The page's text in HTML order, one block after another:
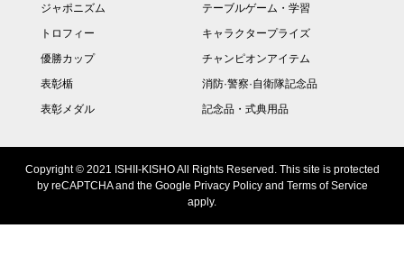
ジャポニズム
トロフィー
優勝カップ
表彰楯
表彰メダル
テーブルゲーム・学習
キャラクタープライズ
チャンピオンアイテム
消防·警察·自衛隊記念品
記念品・式典用品
Copyright © 2021 ISHII-KISHO All Rights Reserved. This site is protected
by reCAPTCHA and the Google Privacy Policy and Terms of Service
apply.